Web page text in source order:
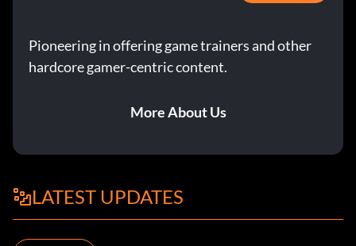
Pioneering in offering game trainers and other
hardcore gamer-centric content.
More About Us
LATEST UPDATES